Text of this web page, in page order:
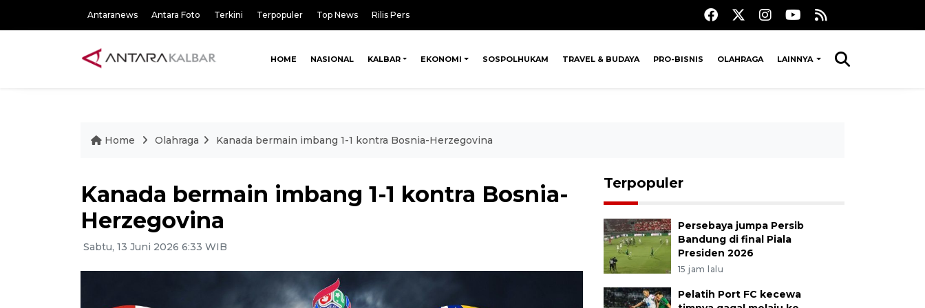
Antaranews Antara Foto Terkini Terpopuler Top News Rilis Pers
HOME NASIONAL KALBAR EKONOMI SOSPOLHUKAM TRAVEL & BUDAYA PRO-BISNIS OLAHRAGA LAINNYA
Home Olahraga Kanada bermain imbang 1-1 kontra Bosnia-Herzegovina
Kanada bermain imbang 1-1 kontra Bosnia-
Herzegovina
Sabtu, 13 Juni 2026 6:33 WIB
Terpopuler
Persebaya jumpa Persib
Bandung di final Piala
Presiden 2026
15 jam lalu
Pelatih Port FC kecewa